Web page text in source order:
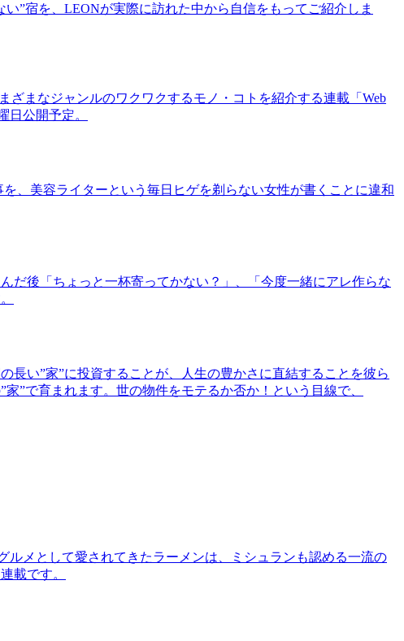
”宿を、LEONが実際に訪れた中から自信をもってご紹介しま
まなジャンルのワクワクするモノ・コトを紹介する連載「Web
日公開予定。
、美容ライターという毎日ヒゲを剃らない女性が書くことに違和
だ後「ちょっと一杯寄ってかない？」、「今度一緒にアレ作らな
い”家”に投資することが、人生の豊かさに直結することを彼ら
”で育まれます。世の物件をモテるか否か！という目線で、
メとして愛されてきたラーメンは、ミシュランも認める一流の
載です。